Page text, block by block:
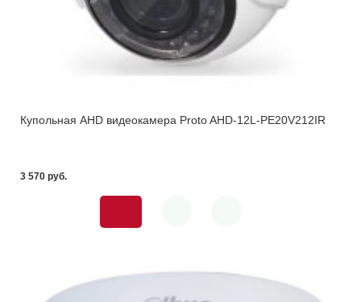
Купольная AHD видеокамера Proto AHD-12L-PE20V212IR
3 570 pуб.